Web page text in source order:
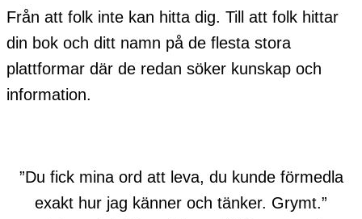
Från att folk inte kan hitta dig. Till att folk hittar
din bok och ditt namn på de flesta stora
plattformar där de redan söker kunskap och
information.
”Du fick mina ord att leva, du kunde förmedla
exakt hur jag känner och tänker. Grymt.”